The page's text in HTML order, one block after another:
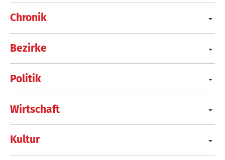
Chronik
Bezirke
Politik
Wirtschaft
Kultur